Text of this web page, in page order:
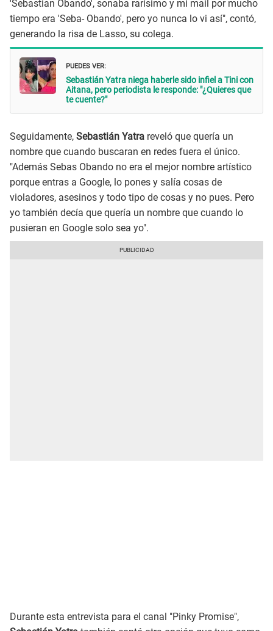
'Sebastian Obando', sonaba rarísimo y mi mail por mucho
tiempo era 'Seba- Obando', pero yo nunca lo vi así", contó,
generando la risa de Lasso, su colega.
PUEDES VER:
Sebastián Yatra niega haberle sido infiel a Tini con
Aitana, pero periodista le responde: "¿Quieres que
te cuente?"
Seguidamente, Sebastián Yatra reveló que quería un
nombre que cuando buscaran en redes fuera el único.
"Además Sebas Obando no era el mejor nombre artístico
porque entras a Google, lo pones y salía cosas de
violadores, asesinos y todo tipo de cosas y no pues. Pero
yo también decía que quería un nombre que cuando lo
pusieran en Google solo sea yo".
Durante esta entrevista para el canal "Pinky Promise",